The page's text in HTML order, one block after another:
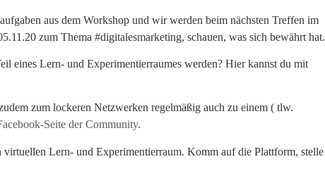
aus dem Workshop und wir werden beim nächsten Treffen im
zum Thema #digitalesmarketing, schauen, was sich bewährt hat.
eines Lern- und Experimentierraumes werden? Hier kannst du mit
zum lockeren Netzwerken regelmäßig auch zu einem ( tlw.
Seite der Community.
virtuellen Lern- und Experimentierraum. Komm auf die Plattform, stelle